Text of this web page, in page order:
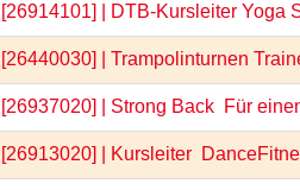
[26914101] | DTB-Kursleiter Yoga
[26440030] | Trampolinturnen
[26937020] | Strong Back  Für
[26913020] | Kursleiter 